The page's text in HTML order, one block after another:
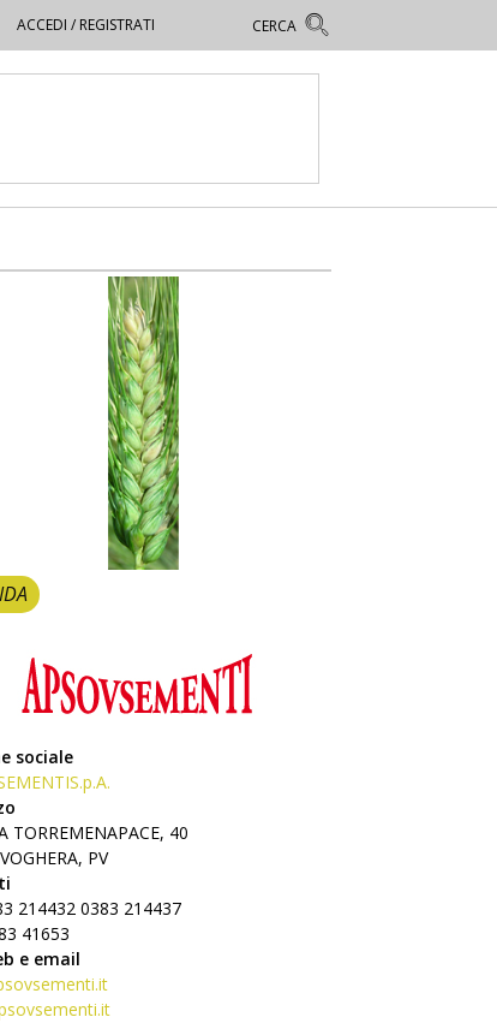
ACCEDI / REGISTRATI
sociale
TORREMENAPACE, 40
PV
214432 0383 214437
41653
e email